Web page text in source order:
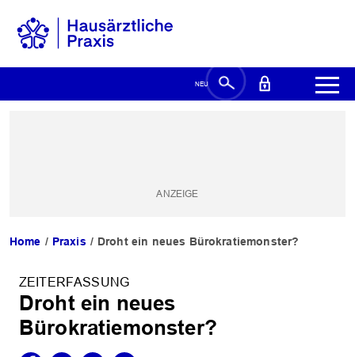
Home Praxis Droht ein neues Bürokratiemonster?
ZEITERFASSUNG
Droht ein neues
Bürokratiemonster?